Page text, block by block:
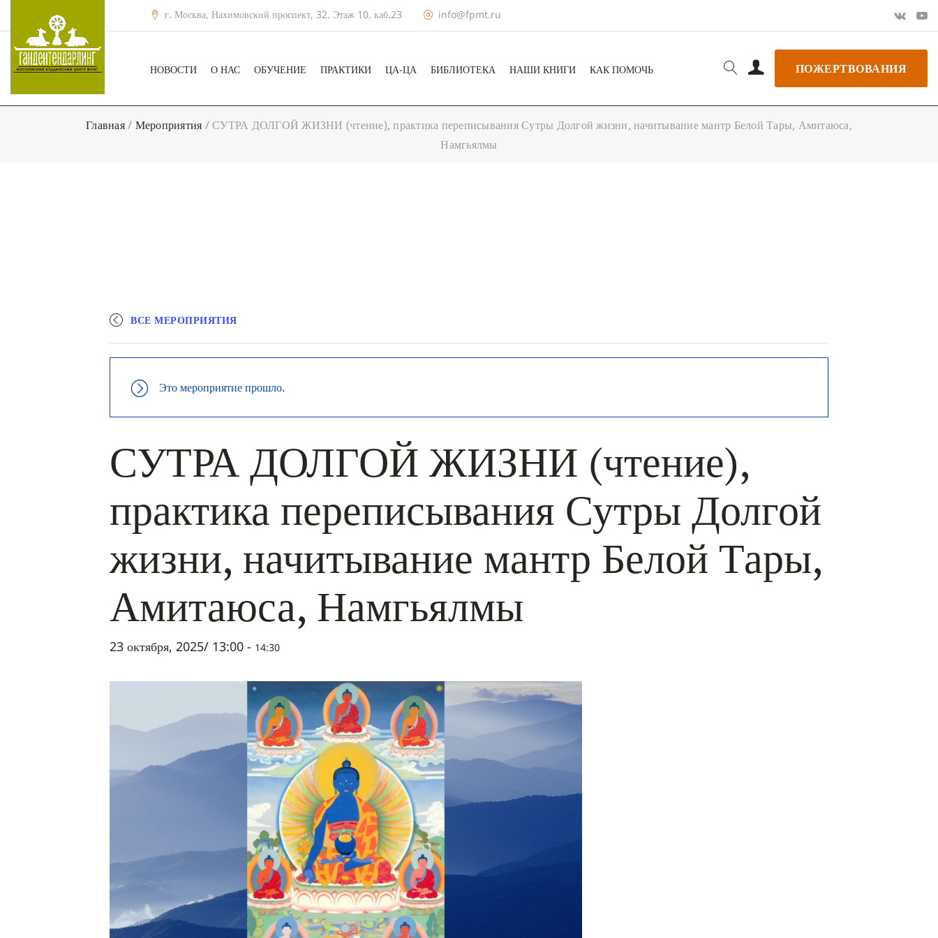
г. Москва, Нахимовский проспект, 32. Этаж 10, каб.23 info@fpmt.ru
НОВОСТИ О НАС ОБУЧЕНИЕ ПРАКТИКИ ЦА-ЦА БИБЛИОТЕКА НАШИ КНИГИ КАК ПОМОЧЬ ПОЖЕРТВОВАНИЯ
Главная/ Мероприятия /СУТРА ДОЛГОЙ ЖИЗНИ (чтение), практика переписывания Сутры Долгой жизни, начитывание мантр Белой Тары, Амитаюса,
Намгьялмы
ВСЕ МЕРОПРИЯТИЯ
Это мероприятие прошло.
СУТРА ДОЛГОЙ ЖИЗНИ (чтение),
практика переписывания Сутры Долгой
жизни, начитывание мантр Белой Тары,
Амитаюса, Намгьялмы
23 октября, 2025/ 13:00 - 14:30